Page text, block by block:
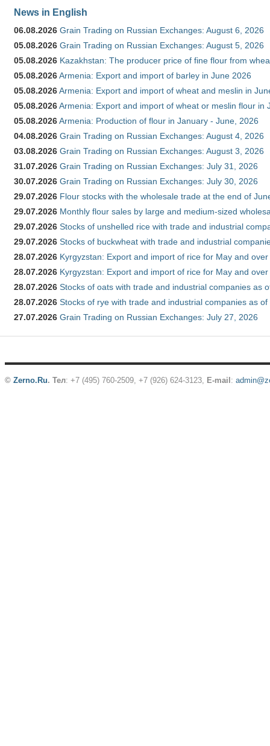
News in English
06.08.2026 Grain Trading on Russian Exchanges: August 6, 2026
05.08.2026 Grain Trading on Russian Exchanges: August 5, 2026
05.08.2026 Kazakhstan: The producer price of fine flour from
05.08.2026Armenia: Export and import of barley in June 2026
05.08.2026Armenia: Export and import of wheat and meslin in
05.08.2026Armenia: Export and import of wheat or meslin flour in
05.08.2026Armenia: Production of flour in January - June, 2026
04.08.2026 Grain Trading on Russian Exchanges: August 4, 2026
03.08.2026 Grain Trading on Russian Exchanges: August 3, 2026
31.07.2026 Grain Trading on Russian Exchanges: July 31, 2026
30.07.2026 Grain Trading on Russian Exchanges: July 30, 2026
29.07.2026 Flour stocks with the wholesale trade at the end of
29.07.2026 Monthly flour sales by large and medium-sized
29.07.2026 Stocks of unshelled rice with trade and industrial
29.07.2026 Stocks of buckwheat with trade and industrial
28.07.2026 Kyrgyzstan: Export and import of rice for May and
28.07.2026 Kyrgyzstan: Export and import of rice for May and
28.07.2026 Stocks of oats with trade and industrial companies as
28.07.2026 Stocks of rye with trade and industrial companies as
27.07.2026 Grain Trading on Russian Exchanges: July 27, 2026
© Zerno.Ru. Тел: +7 (495) 760-2509, +7 (926) 624-3123, E-mail :